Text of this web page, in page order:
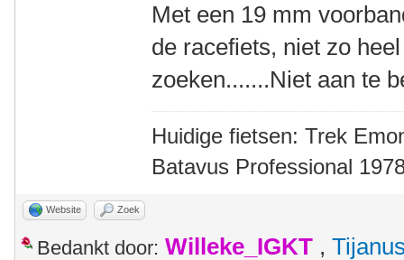
Met een 19 mm
de racefiets, niet zo
zoeken.......Niet aan te
Huidige fietsen: Trek
Batavus Professional
Website Zoek
Bedankt door: Willeke_IGKT ,